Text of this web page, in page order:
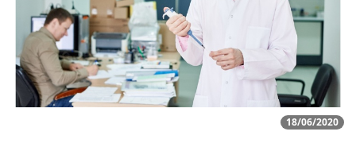
18/06/2020